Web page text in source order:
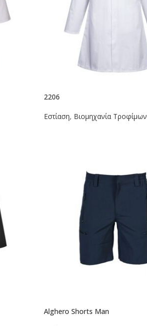
2206
Εστίαση, Βιομηχανία Τροφίμων
Alghero Shorts Man